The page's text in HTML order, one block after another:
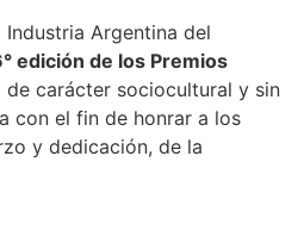
Industria Argentina del
edición de los Premios
de carácter sociocultural y sin
con el fin de honrar a los
y dedicación, de la